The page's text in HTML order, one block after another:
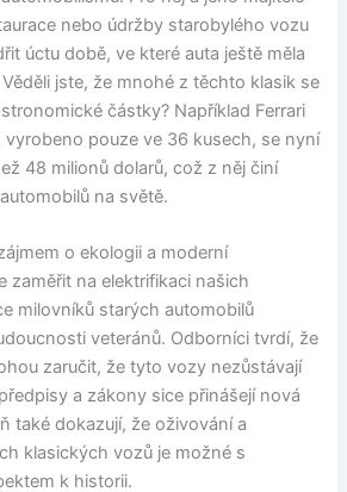
nebo údržby starobylého vozu
úctu době, ve které auta ještě měla
jste, že mnohé z těchto klasik se
částky? Například Ferrari
vyrobeno pouze ve 36 kusech, se nyní
48 milionů dolarů, což z něj činí
na světě.
o ekologii a moderní
zaměřit na elektrifikaci našich
milovníků starých automobilů
veteránů. Odborníci tvrdí, že
zaručit, že tyto vozy nezůstávají
a zákony sice přinášejí nová
také dokazují, že oživování a
klasických vozů je možné s
k historii.